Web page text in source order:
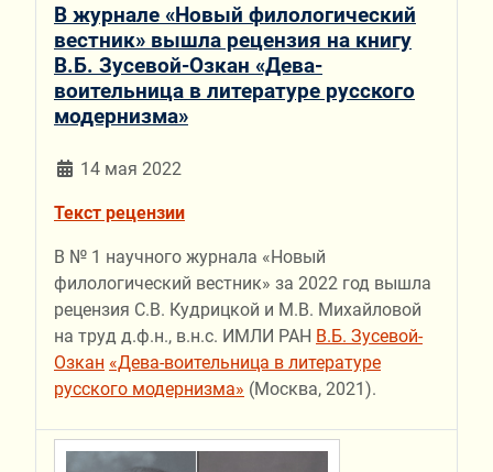
В журнале «Новый филологический
вестник» вышла рецензия на книгу
В.Б. Зусевой-Озкан «Дева-
воительница в литературе русского
модернизма»
14 мая 2022
Текст рецензии
В № 1 научного журнала «Новый
филологический вестник» за 2022 год вышла
рецензия С.В. Кудрицкой и М.В. Михайловой
на труд д.ф.н., в.н.с. ИМЛИ РАН В.Б. Зусевой-
Озкан «Дева-воительница в литературе
русского модернизма» (Москва, 2021).